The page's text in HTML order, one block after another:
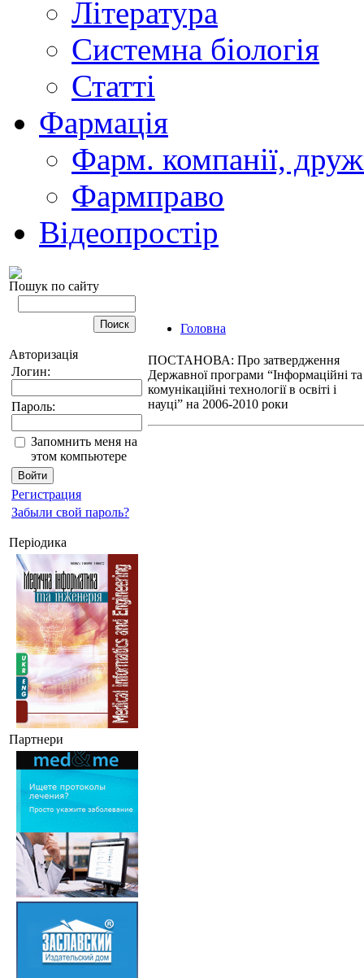
Література
Системна біологія
Статті
Фармація
Фарм. компанії,
Фармправо
Відеопростір
Пошук по сайту
Авторизація
Логин:
Пароль:
Запомнить меня на
этом компьютере
Регистрация
Забыли свой пароль?
Періодика
Партнери
Головна
ПОСТАНОВА: Про затвердження
Державної програми “Інформаційні та
комунікаційні технології в освіті і
науці” на 2006-2010 роки